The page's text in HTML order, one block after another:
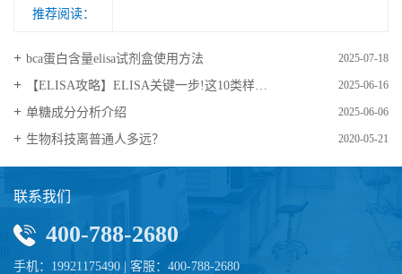
推荐阅读：
bca蛋白含量elisa试剂盒使用方法 2025-07-18
【ELISA攻略】ELISA关键一步!这10类样品要如何处理? 2025-06-16
​单糖成分分析介绍 2025-06-06
生物科技离普通人多远？ 2020-05-21
联系我们
400-788-2680
手机：19921175490 | 客服：400-788-2680